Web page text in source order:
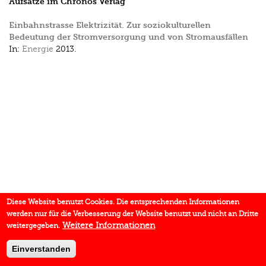
Einbahnstrasse Elektrizität. Zur soziokulturellen
Bedeutung der Stromversorgung und von Stromausfällen
In: Energie 2013.
Diese Website benutzt Cookies. Die entsprechenden Informationen
werden nur für die Verbesserung der Website benutzt und nicht an Dritte
weitergegeben. Weitere Informationen
Einverstanden